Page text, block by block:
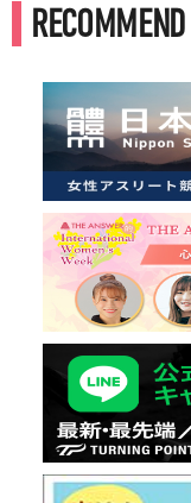
RECOMMEND